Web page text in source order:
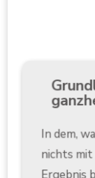
In dem,
nichts
Ergebnis